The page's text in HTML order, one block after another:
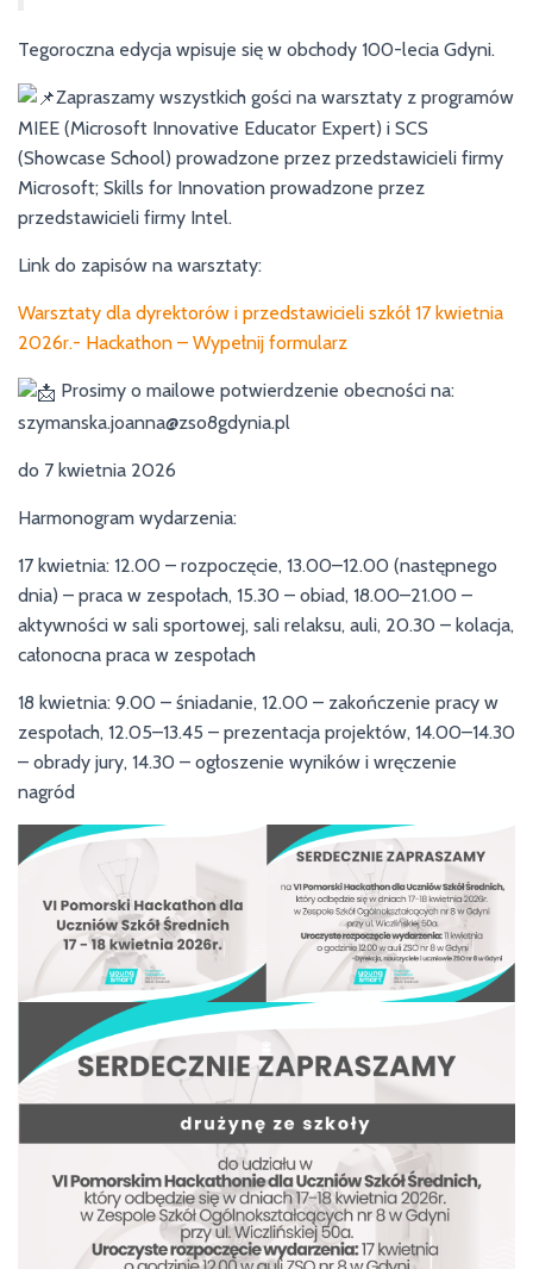
Tegoroczna edycja wpisuje się w obchody 100-lecia Gdyni.
Zapraszamy wszystkich gości na warsztaty z programów
MIEE (Microsoft Innovative Educator Expert) i SCS
(Showcase School) prowadzone przez przedstawicieli firmy
Microsoft; Skills for Innovation prowadzone przez
przedstawicieli firmy Intel.
Link do zapisów na warsztaty:
Warsztaty dla dyrektorów i przedstawicieli szkół 17 kwietnia
2026r.- Hackathon – Wypełnij formularz
Prosimy o mailowe potwierdzenie obecności na:
szymanska.joanna@zso8gdynia.pl
do 7 kwietnia 2026
Harmonogram wydarzenia:
17 kwietnia: 12.00 – rozpoczęcie, 13.00–12.00 (następnego
dnia) – praca w zespołach, 15.30 – obiad, 18.00–21.00 –
aktywności w sali sportowej, sali relaksu, auli, 20.30 – kolacja,
całonocna praca w zespołach
18 kwietnia: 9.00 – śniadanie, 12.00 – zakończenie pracy w
zespołach, 12.05–13.45 – prezentacja projektów, 14.00–14.30
– obrady jury, 14.30 – ogłoszenie wyników i wręczenie
nagród